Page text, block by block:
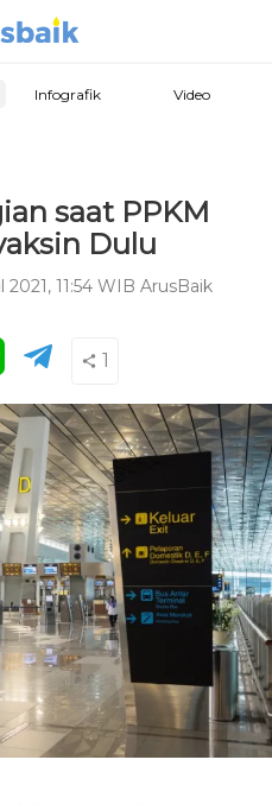
Infografik Video
saat PPKM
Dulu
2021, 11:54 WIB ArusBaik
1